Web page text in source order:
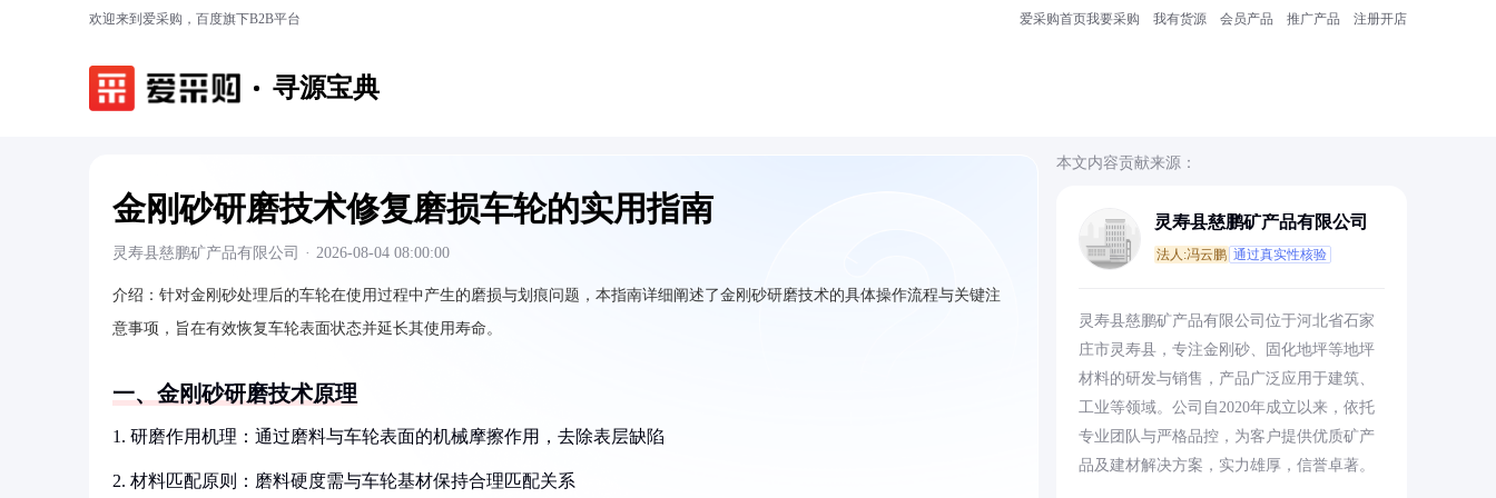
欢迎来到爱采购，百度旗下B2B平台 爱采购首页我要采购 我有货源 会员产品 推广产品 注册开店
寻源宝典
金刚砂研磨技术修复磨损车轮的实用指南
灵寿县慈鹏矿产品有限公司 · 2026-08-04 08:00:00
介绍： 针对金刚砂处理后的车轮在使用过程中产生的磨损与划痕问题，本指南详细阐述了金刚砂研磨技术的具体操作流程与关键注
意事项，旨在有效恢复车轮表面状态并延长其使用寿命。
一、金刚砂研磨技术原理
1. 研磨作用机理：通过磨料与车轮表面的机械摩擦作用，去除表层缺陷
2. 材料匹配原则：磨料硬度需与车轮基材保持合理匹配关系
本文内容贡献来源：
灵寿县慈鹏矿产品有限公司
法人:冯云鹏 通过真实性核验
灵寿县慈鹏矿产品有限公司位于河北省石家
庄市灵寿县，专注金刚砂、固化地坪等地坪
材料的研发与销售，产品广泛应用于建筑、
工业等领域。公司自2020年成立以来，依托
专业团队与严格品控，为客户提供优质矿产
品及建材解决方案，实力雄厚，信誉卓著。